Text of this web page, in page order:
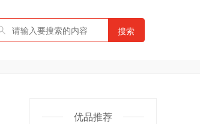
搜索
优品推荐